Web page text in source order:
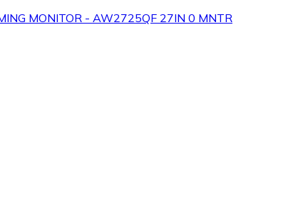
MONITOR - AW2725QF 27IN 0 MNTR